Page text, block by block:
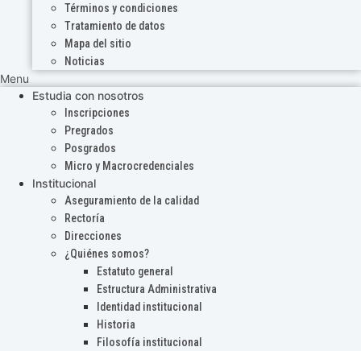
Términos y condiciones
Tratamiento de datos
Mapa del sitio
Noticias
Menu
Estudia con nosotros
Inscripciones
Pregrados
Posgrados
Micro y Macrocredenciales
Institucional
Aseguramiento de la calidad
Rectoría
Direcciones
¿Quiénes somos?
Estatuto general
Estructura Administrativa
Identidad institucional
Historia
Filosofía institucional